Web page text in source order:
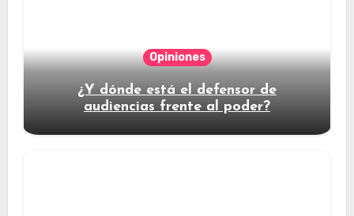
Opiniones
¿Y dónde está el defensor de
audiencias frente al poder?